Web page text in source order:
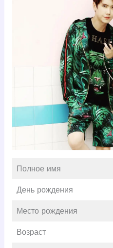
Полное имя
День рождения
Место рождения
Возраст